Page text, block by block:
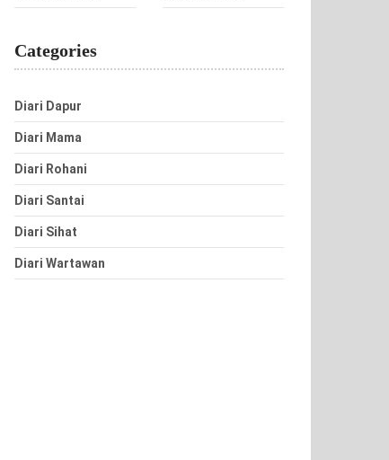
Categories
Diari Dapur
Diari Mama
Diari Rohani
Diari Santai
Diari Sihat
Diari Wartawan